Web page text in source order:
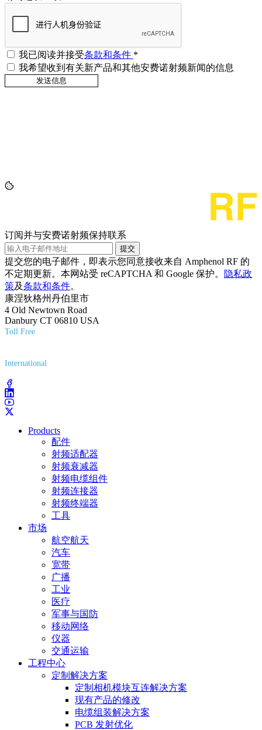
我已阅读并接受条款和条件 *
我希望收到有关新产品和其他安费诺射频新闻的信息
订阅并与安费诺射频保持联系
提交
提交您的电子邮件，即表示您同意接收来自 Amphenol RF 的
不定期更新。本网站受 reCAPTCHA 和 Google 保护。
隐私政
策及条款和条件。
康涅狄格州丹伯里市
4 Old Newtown Road
Danbury CT 06810 USA
Toll Free
International
Products
配件
射频适配器
射频衰减器
射频电缆组件
射频连接器
射频终端器
工具
市场
航空航天
汽车
宽带
广播
工业
医疗
军事与国防
移动网络
仪器
交通运输
工程中心
定制解决方案
定制相机模块互连解决方案
现有产品的修改
电缆组装解决方案
PCB 发射优化